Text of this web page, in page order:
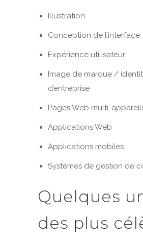
Illustration
Conception de l’interface
Expérience utilisateur
Image de marque /
d’entreprise
Pages Web multi-
Applications Web
Applications mobiles
Systèmes de gestion de
Quelques
des plus